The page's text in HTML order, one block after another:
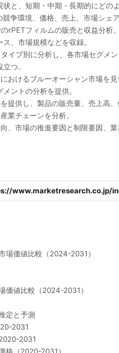
と、短期・中期・長期的にどの
争環境、価格、売上、市場シェア
rPETフィルムの販売と収益分
、市場規模などを収録。
イプ別に分析し、各市場セグメ
つ。
おけるブルーオーシャン市場を
ントの分析を提供。
提供し、製品の販売量、売上高
業チェーンを分析。
、市場の推進要因と制限要因、
www.marketresearch.co.jp/
場価値比較（2024-2031）
価値比較（2024-2031）
定と予測
2031
2031